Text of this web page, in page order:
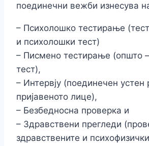
поединечни вежби изнесува
– Психолошко тестирање
и психолошки тест)
– Писмено тестирање (општо
тест),
– Интервју (поединечен устен
пријавеното лице),
– Безбедносна проверка и
– Здравствени прегледи
здравствените и